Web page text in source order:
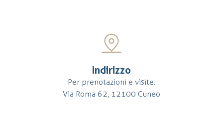
Indirizzo
Per prenotazioni e visite:
Via Roma 62, 12100 Cuneo